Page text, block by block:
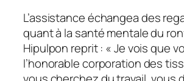
L’assistance échangea des
quant à la santé mentale du
Hipulpon reprit : « Je vois que
l’honorable corporation des